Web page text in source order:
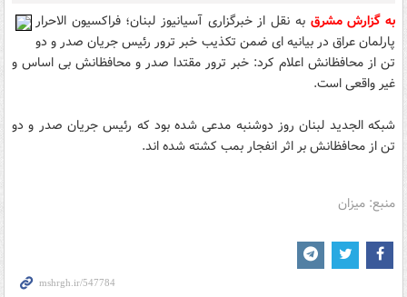
به گزارش مشرق به نقل از خبرگزاری آسیانیوز لبنان؛ فراکسیون الاحرار
پارلمان عراق در بیانیه ای ضمن تکذیب خبر ترور رئیس جریان صدر و دو
تن از محافظانش اعلام کرد: خبر ترور مقتدا صدر و محافظانش بی اساس و
غیر واقعی است.
شبکه الجدید لبنان روز دوشنبه مدعی شده بود که رئیس جریان صدر و دو
تن از محافظانش بر اثر انفجار بمب کشته شده اند.
منبع: میزان